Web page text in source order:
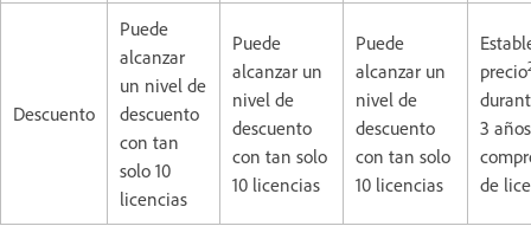
Descuento
Puede
alcanzar
un nivel de
descuento
con tan
solo 10
licencias
Puede
alcanzar un
nivel de
descuento
con tan solo
10 licencias
Puede
alcanzar un
nivel de
descuento
con tan solo
10 licencias
precio
3
de